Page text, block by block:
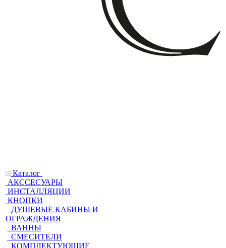
Каталог
АКССЕСУАРЫ
ИНСТАЛЛЯЦИИ
КНОПКИ
ДУШЕВЫЕ КАБИНЫ И
ОГРАЖДЕНИЯ
ВАННЫ
СМЕСИТЕЛИ
КОМПЛЕКТУЮЩИЕ